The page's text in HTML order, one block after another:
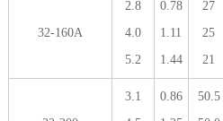
32-160A
2.8
4.0
5.2
0.78
1.11
1.44
27
25
21
3.1
0.86
50.5